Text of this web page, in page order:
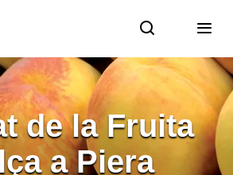
de la Fruita
a Piera